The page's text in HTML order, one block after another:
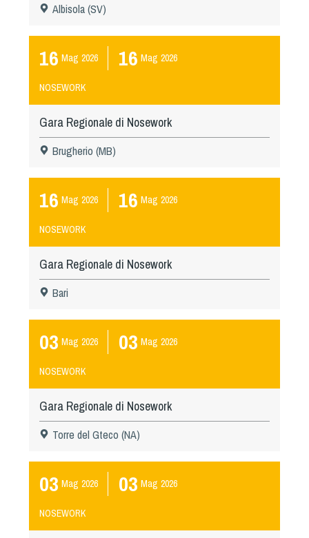
Albisola (SV)
16 Mag 2026 16 Mag 2026
NOSEWORK
Gara Regionale di Nosework
Brugherio (MB)
16 Mag 2026 16 Mag 2026
NOSEWORK
Gara Regionale di Nosework
Bari
03 Mag 2026 03 Mag 2026
NOSEWORK
Gara Regionale di Nosework
Torre del Gteco (NA)
03 Mag 2026 03 Mag 2026
NOSEWORK